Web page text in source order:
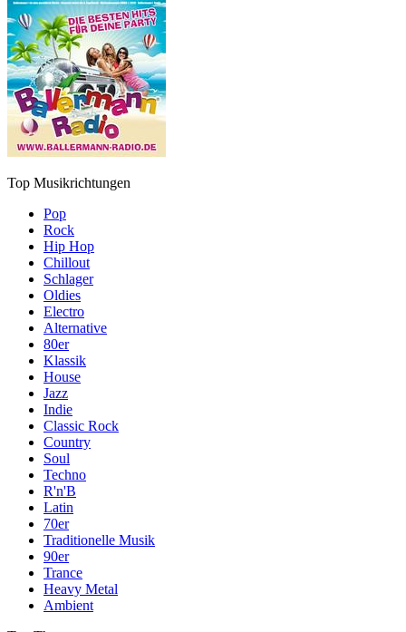
Top Musikrichtungen
Pop
Rock
Hip Hop
Chillout
Schlager
Oldies
Electro
Alternative
80er
Klassik
House
Jazz
Indie
Classic Rock
Country
Soul
Techno
R'n'B
Latin
70er
Traditionelle Musik
90er
Trance
Heavy Metal
Ambient